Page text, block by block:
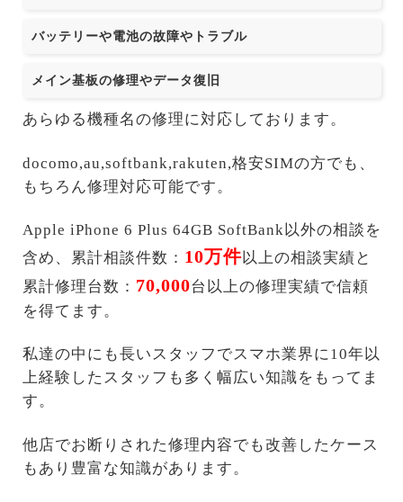
バッテリーや電池の故障やトラブル
メイン基板の修理やデータ復旧
あらゆる機種名の修理に対応しております。
docomo,au,softbank,rakuten,格安SIMの方でも、
もちろん修理対応可能です。
Apple iPhone 6 Plus 64GB SoftBank以外の相談を
含め、累計相談件数： 10万件以上の相談実績と
累計修理台数： 70,000台以上の修理実績で信頼
を得てます。
私達の中にも長いスタッフでスマホ業界に10年以
上経験したスタッフも多く幅広い知識をもってま
す。
他店でお断りされた修理内容でも改善したケース
もあり豊富な知識があります。